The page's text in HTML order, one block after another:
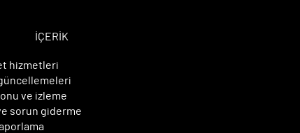
hizmetleri
ve izleme
sorun giderme
İÇERİK